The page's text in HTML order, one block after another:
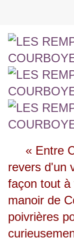
« Entre
revers d'un
façon tout
manoir de
poivrières